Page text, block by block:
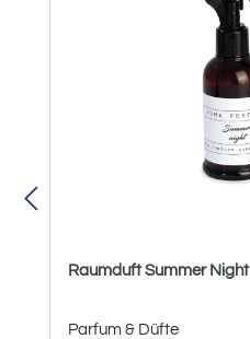
Raumduft Summer Night
Parfum & Düfte